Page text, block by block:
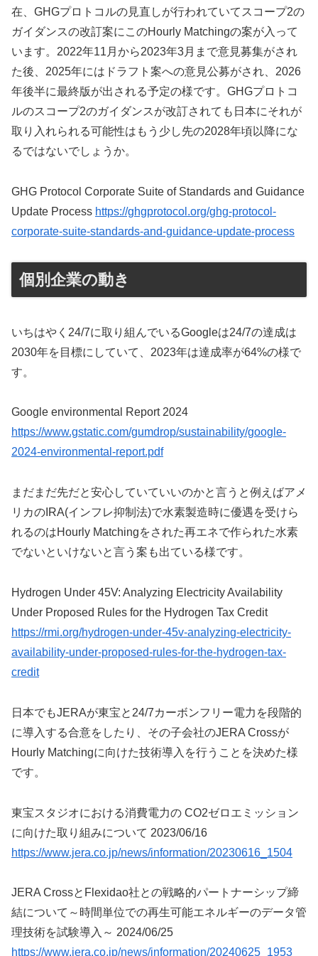
在、GHGプロトコルの見直しが行われていてスコープ2の
ガイダンスの改訂案にこのHourly Matchingの案が入って
います。2022年11月から2023年3月まで意見募集がされ
た後、2025年にはドラフト案への意見公募がされ、2026
年後半に最終版が出される予定の様です。GHGプロトコ
ルのスコープ2のガイダンスが改訂されても日本にそれが
取り入れられる可能性はもう少し先の2028年頃以降にな
るではないでしょうか。
GHG Protocol Corporate Suite of Standards and Guidance
Update Process https://ghgprotocol.org/ghg-protocol-
corporate-suite-standards-and-guidance-update-process
個別企業の動き
いちはやく24/7に取り組んでいるGoogleは24/7の達成は
2030年を目標にしていて、2023年は達成率が64%の様で
す。
Google environmental Report 2024
https://www.gstatic.com/gumdrop/sustainability/google-
2024-environmental-report.pdf
まだまだ先だと安心していていいのかと言うと例えばアメ
リカのIRA(インフレ抑制法)で水素製造時に優遇を受けら
れるのはHourly Matchingをされた再エネで作られた水素
でないといけないと言う案も出ている様です。
Hydrogen Under 45V: Analyzing Electricity Availability
Under Proposed Rules for the Hydrogen Tax Credit
https://rmi.org/hydrogen-under-45v-analyzing-electricity-
availability-under-proposed-rules-for-the-hydrogen-tax-
credit
日本でもJERAが東宝と24/7カーボンフリー電力を段階的
に導入する合意をしたり、その子会社のJERA Crossが
Hourly Matchingに向けた技術導入を行うことを決めた様
です。
東宝スタジオにおける消費電力の CO2ゼロエミッション
に向けた取り組みについて 2023/06/16
https://www.jera.co.jp/news/information/20230616_1504
JERA CrossとFlexidao社との戦略的パートナーシップ締
結について～時間単位での再生可能エネルギーのデータ管
理技術を試験導入～ 2024/06/25
https://www.jera.co.jp/news/information/20240625_1953